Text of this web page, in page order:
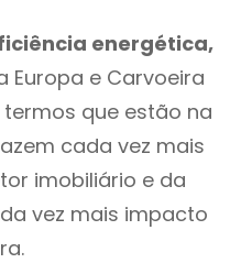
energética,
Europa e Carvoeira
que estão na
cada vez mais
imobiliário e da
vez mais impacto